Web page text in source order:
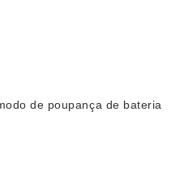
de poupança de bateria